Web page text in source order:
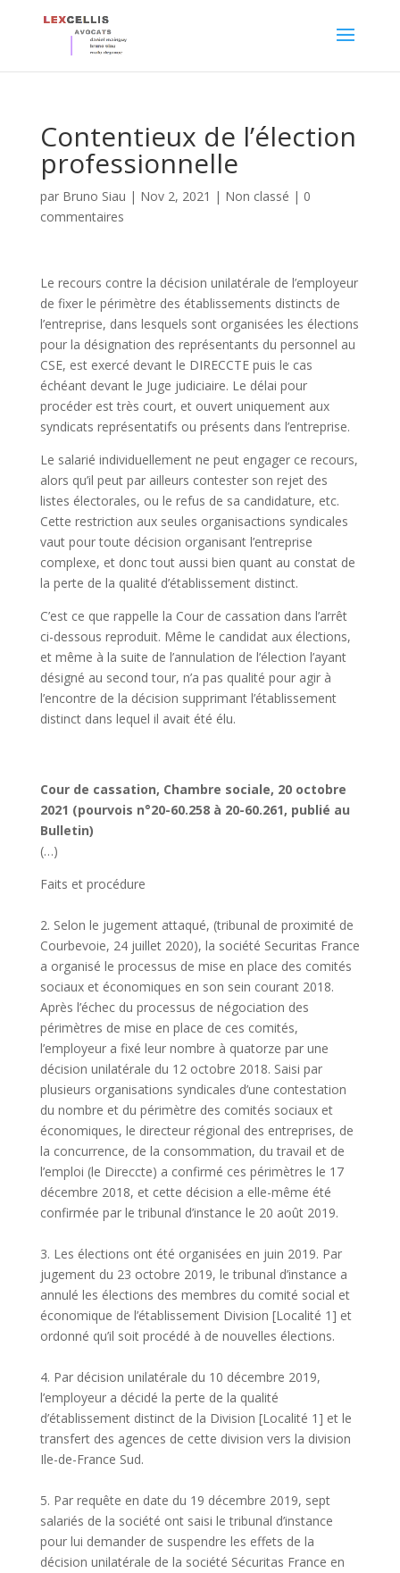
Contentieux de l’élection
professionnelle
par Bruno Siau | Nov 2, 2021 | Non classé | 0
commentaires
Le recours contre la décision unilatérale de l’employeur
de fixer le périmètre des établissements distincts de
l’entreprise, dans lesquels sont organisées les élections
pour la désignation des représentants du personnel au
CSE, est exercé devant le DIRECCTE puis le cas
échéant devant le Juge judiciaire. Le délai pour
procéder est très court, et ouvert uniquement aux
syndicats représentatifs ou présents dans l’entreprise.
Le salarié individuellement ne peut engager ce recours,
alors qu’il peut par ailleurs contester son rejet des
listes électorales, ou le refus de sa candidature, etc.
Cette restriction aux seules organisactions syndicales
vaut pour toute décision organisant l’entreprise
complexe, et donc tout aussi bien quant au constat de
la perte de la qualité d’établissement distinct.
C’est ce que rappelle la Cour de cassation dans l’arrêt
ci-dessous reproduit. Même le candidat aux élections,
et même à la suite de l’annulation de l’élection l’ayant
désigné au second tour, n’a pas qualité pour agir à
l’encontre de la décision supprimant l’établissement
distinct dans lequel il avait été élu.
Cour de cassation, Chambre sociale, 20 octobre
2021 (pourvois n°20-60.258 à 20-60.261, publié au
Bulletin)
(…)
Faits et procédure
2. Selon le jugement attaqué, (tribunal de proximité de
Courbevoie, 24 juillet 2020), la société Securitas France
a organisé le processus de mise en place des comités
sociaux et économiques en son sein courant 2018.
Après l’échec du processus de négociation des
périmètres de mise en place de ces comités,
l’employeur a fixé leur nombre à quatorze par une
décision unilatérale du 12 octobre 2018. Saisi par
plusieurs organisations syndicales d’une contestation
du nombre et du périmètre des comités sociaux et
économiques, le directeur régional des entreprises, de
la concurrence, de la consommation, du travail et de
l’emploi (le Direccte) a confirmé ces périmètres le 17
décembre 2018, et cette décision a elle-même été
confirmée par le tribunal d’instance le 20 août 2019.
3. Les élections ont été organisées en juin 2019. Par
jugement du 23 octobre 2019, le tribunal d’instance a
annulé les élections des membres du comité social et
économique de l’établissement Division [Localité 1] et
ordonné qu’il soit procédé à de nouvelles élections.
4. Par décision unilatérale du 10 décembre 2019,
l’employeur a décidé la perte de la qualité
d’établissement distinct de la Division [Localité 1] et le
transfert des agences de cette division vers la division
Ile-de-France Sud.
5. Par requête en date du 19 décembre 2019, sept
salariés de la société ont saisi le tribunal d’instance
pour lui demander de suspendre les effets de la
décision unilatérale de la société Sécuritas France en